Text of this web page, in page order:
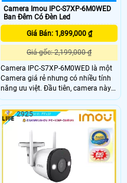
Camera Imou IPC-S7XP-6M0WED
Ban Đêm Có Đèn Led
Giá Bán: 1,899,000 ₫
Giá gốc: 2,199,000 ₫
Camera IPC-S7XP-6M0WED là một
Camera giá rẻ nhưng có nhiều tính
năng ưu việt. Đầu tiên, camera này
có khả năng thu âm và phát lại âm
thanh thông qua loa tích hợp. Điều
này cho phép bạn không chỉ xem
hình ảnh mà còn nghe âm thanh rõ
2925